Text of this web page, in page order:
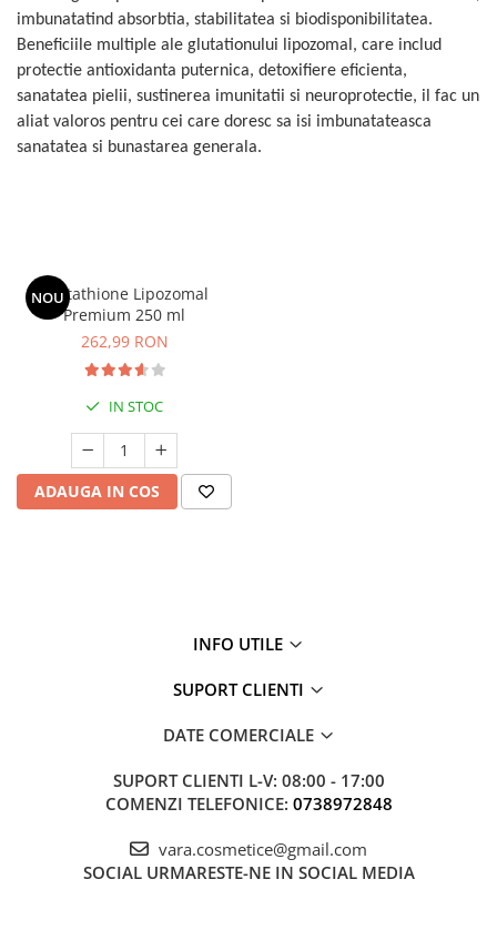
imbunatatind absorbtia, stabilitatea si biodisponibilitatea.
Beneficiile multiple ale glutationului lipozomal, care includ
protectie antioxidanta puternica, detoxifiere eficienta,
sanatatea pielii, sustinerea imunitatii si neuroprotectie, il fac un
aliat valoros pentru cei care doresc sa isi imbunatateasca
sanatatea si bunastarea generala.
NOU
Glutathione Lipozomal
Premium 250 ml
262,99 RON
IN STOC
ADAUGA IN COS
INFO UTILE
SUPORT CLIENTI
DATE COMERCIALE
SUPORT CLIENTI L-V: 08:00 - 17:00
COMENZI TELEFONICE: 0738972848
vara.cosmetice@gmail.com
SOCIAL URMARESTE-NE IN SOCIAL MEDIA